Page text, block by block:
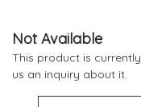
Not Available
This product is
us an inquiry about it.